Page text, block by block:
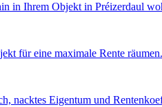
in Ihrem Objekt in Préizerdaul
für eine maximale Rente räumen.
nacktes Eigentum und